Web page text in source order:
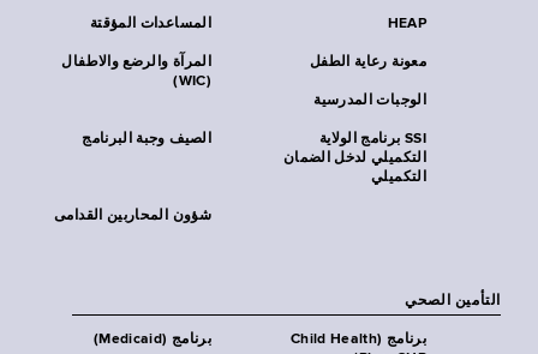
المساعدات المؤقتة HEAP
المرآة والرضع والاطفال
(WIC)
معونة رعاية الطفل
الوجبات المدرسية
الصيف وجبة البرنامج
SSI برنامج الولاية
التكميلي لدخل الضمان
التكميلي
شؤون المحاربين القدامى
التأمين الصحي
برنامج (Medicaid)
برنامج (Child Health